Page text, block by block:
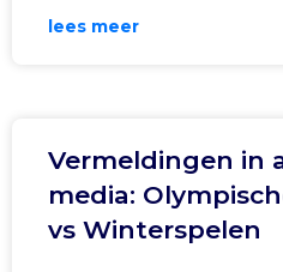
lees meer
Vermeldingen in
media:
vs Winterspelen